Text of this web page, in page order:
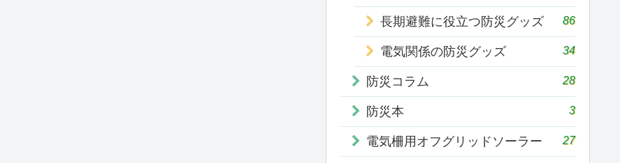
長期避難に役立つ防災グッズ 86
電気関係の防災グッズ 34
防災コラム 28
防災本 3
電気柵用オフグリッドソーラー 27